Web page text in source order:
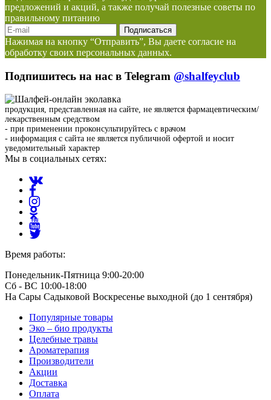
предложений и акций, а также получай полезные советы по
правильному питанию
Нажимая на кнопку “Отправить”, Вы даете согласие на
обработку своих персональных данных.
Подпишитесь на нас в Telegram @shalfeyclub
продукция, представленная на сайте, не является фармацевтическим/
лекарственным средством
- при применении проконсультируйтесь с врачом
- информация с сайта не является публичной офертой и носит
уведомительный характер
Мы в социальных сетях:
Время работы:
Понедельник-Пятница 9:00-20:00
Сб - ВС 10:00-18:00
На Сары Садыковой Воскресенье выходной (до 1 сентября)
Популярные товары
Эко – био продукты
Целебные травы
Ароматерапия
Производители
Акции
Доставка
Оплата